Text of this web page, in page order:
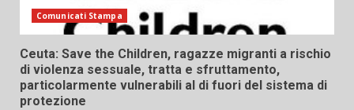
Comunicati Stampa
Ceuta: Save the Children, ragazze migranti a rischio
di violenza sessuale, tratta e sfruttamento,
particolarmente vulnerabili al di fuori del sistema di
protezione